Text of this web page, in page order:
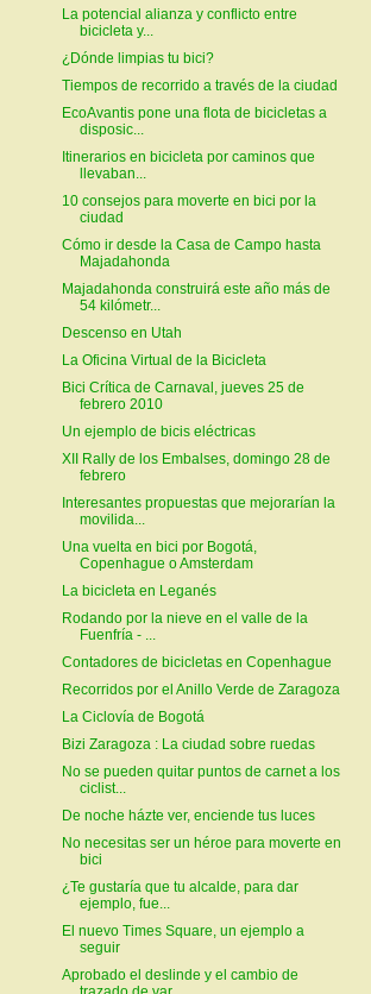
La potencial alianza y conflicto entre
bicicleta y...
¿Dónde limpias tu bici?
Tiempos de recorrido a través de la ciudad
EcoAvantis pone una flota de bicicletas a
disposic...
Itinerarios en bicicleta por caminos que
llevaban...
10 consejos para moverte en bici por la
ciudad
Cómo ir desde la Casa de Campo hasta
Majadahonda
Majadahonda construirá este año más de
54 kilómetr...
Descenso en Utah
La Oficina Virtual de la Bicicleta
Bici Crítica de Carnaval, jueves 25 de
febrero 2010
Un ejemplo de bicis eléctricas
XII Rally de los Embalses, domingo 28 de
febrero
Interesantes propuestas que mejorarían la
movilida...
Una vuelta en bici por Bogotá,
Copenhague o Amsterdam
La bicicleta en Leganés
Rodando por la nieve en el valle de la
Fuenfría - ...
Contadores de bicicletas en Copenhague
Recorridos por el Anillo Verde de Zaragoza
La Ciclovía de Bogotá
Bizi Zaragoza : La ciudad sobre ruedas
No se pueden quitar puntos de carnet a los
ciclist...
De noche házte ver, enciende tus luces
No necesitas ser un héroe para moverte en
bici
¿Te gustaría que tu alcalde, para dar
ejemplo, fue...
El nuevo Times Square, un ejemplo a
seguir
Aprobado el deslinde y el cambio de